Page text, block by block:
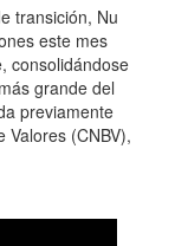
transición, Nu
este mes
consolidándose
grande del
previamente
Valores (CNBV),